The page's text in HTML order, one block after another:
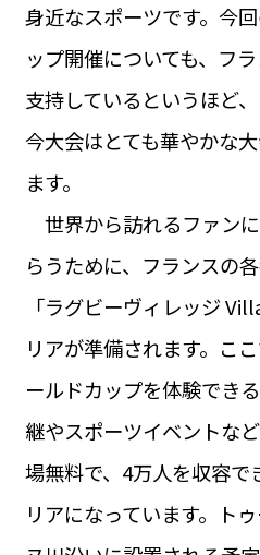
身近なスポーツです。今
ップ開催についても、フ
支持しているというほど
今大会はとても華やかな
ます。
世界から訪れるファン
らうために、フランスの
「ラグビーヴィレッジ
リアが準備されます。こ
ールドカップを体験でき
継やスポーツイベントな
場無料で、4万人を収容で
リアになっています。ト